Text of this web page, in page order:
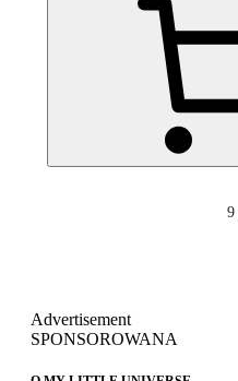
9
Advertisement
SPONSOROWANA